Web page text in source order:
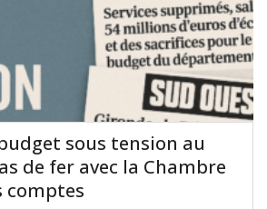
sous tension au
de fer avec la Chambre
comptes